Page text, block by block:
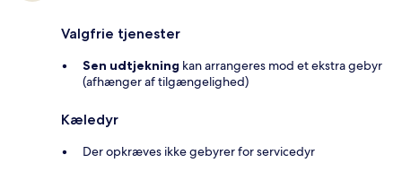
Valgfrie tjenester
Sen udtjekning kan arrangeres mod et ekstra gebyr
(afhænger af tilgængelighed)
Kæledyr
Der opkræves ikke gebyrer for servicedyr